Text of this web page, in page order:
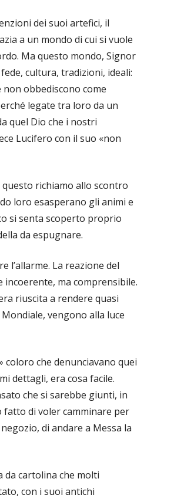
dei suoi artefici, il
a un mondo di cui si vuole
Ma questo mondo, Signor
cultura, tradizioni, ideali:
obbediscono come
legate tra loro da un
quel Dio che i nostri
Lucifero con il suo «non
richiamo allo scontro
loro esasperano gli animi e
si senta scoperto proprio
da espugnare.
l’allarme. La reazione del
incoerente, ma comprensibile.
riuscita a rendere quasi
vengono alla luce
coloro che denunciavano quei
dettagli, era cosa facile.
che si sarebbe giunti, in
di voler camminare per
di andare a Messa la
da cartolina che molti
con i suoi antichi